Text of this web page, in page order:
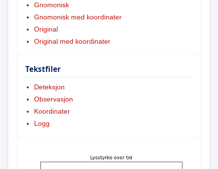
Gnomonisk
Gnomonisk med koordinater
Original
Original med koordinater
Tekstfiler
Deteksjon
Observasjon
Koordinater
Logg